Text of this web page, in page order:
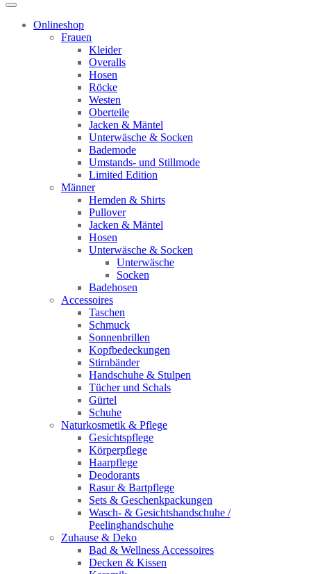
Onlineshop
Frauen
Kleider
Overalls
Hosen
Röcke
Westen
Oberteile
Jacken & Mäntel
Unterwäsche & Socken
Bademode
Umstands- und Stillmode
Limited Edition
Männer
Hemden & Shirts
Pullover
Jacken & Mäntel
Hosen
Unterwäsche & Socken
Unterwäsche
Socken
Badehosen
Accessoires
Taschen
Schmuck
Sonnenbrillen
Kopfbedeckungen
Stirnbänder
Handschuhe & Stulpen
Tücher und Schals
Gürtel
Schuhe
Naturkosmetik & Pflege
Gesichtspflege
Körperpflege
Haarpflege
Deodorants
Rasur & Bartpflege
Sets & Geschenkpackungen
Wasch‑ & Gesichtshandschuhe /
Peelinghandschuhe
Zuhause & Deko
Bad & Wellness Accessoires
Decken & Kissen